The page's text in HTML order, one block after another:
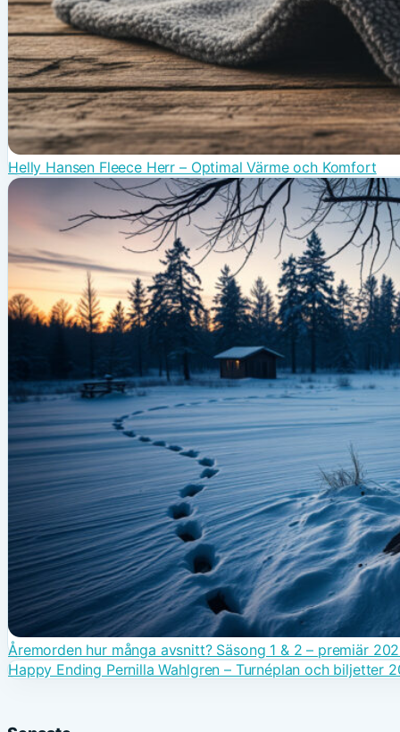
Helly Hansen Fleece Herr – Optimal Värme och Komfort
Åremorden hur många avsnitt? Säsong 1 & 2 – premiär
Happy Ending Pernilla Wahlgren – Turnéplan och biljetter